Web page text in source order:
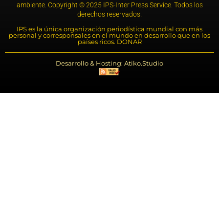
ambiente. Copyright © 2025 IPS-Inter Press Service. Todos los
derechos reservados.
IPS es la única organización periodística mundial con más
personal y corresponsales en el mundo en desarrollo que en los
países ricos. DONAR
Desarrollo & Hosting: Atiko.Studio